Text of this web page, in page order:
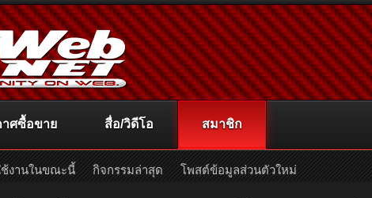
าศซื้อขาย สื่อ/วิดีโอ สมาชิก
ช้งานในขณะนี้ กิจกรรมล่าสุด โพสต์ข้อมูลส่วนตัวใหม่